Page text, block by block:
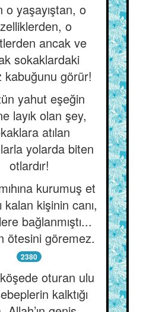
o yaşayıştan, o
o
ancak ve
sokaklardaki
kabuğunu görür!
yahut eşeğin
layık olan şey,
atılan
yolarda biten
otlardır!
kurumuş et
kalan kişinin canı,
bağlanmıştı...
ötesini göremez.
2380
oturan ulu
kalktığı